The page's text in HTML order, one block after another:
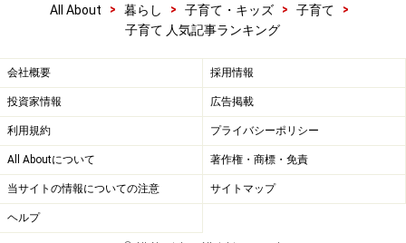
All About > 暮らし > 子育て・キッズ > 子育て
>
子育て 人気記事ランキング
会社概要 採用情報
投資家情報 広告掲載
利用規約 プライバシーポリシー
All Aboutについて 著作権・商標・免責
当サイトの情報についての注意 サイトマップ
ヘルプ